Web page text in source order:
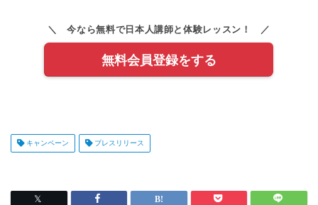
＼ 今なら無料で日本人講師と体験レッスン！ ／
無料会員登録をする
キャンペーン プレスリリース